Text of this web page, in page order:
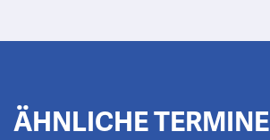
ÄHNLICHE TERMINE